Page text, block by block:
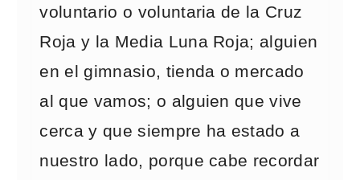
voluntario o voluntaria de la Cruz
Roja y la Media Luna Roja; alguien
en el gimnasio, tienda o mercado
al que vamos; o alguien que vive
cerca y que siempre ha estado a
nuestro lado, porque cabe recordar